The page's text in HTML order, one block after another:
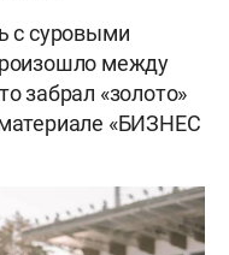
с суровыми
между
забрал «золото»
«БИЗНЕС